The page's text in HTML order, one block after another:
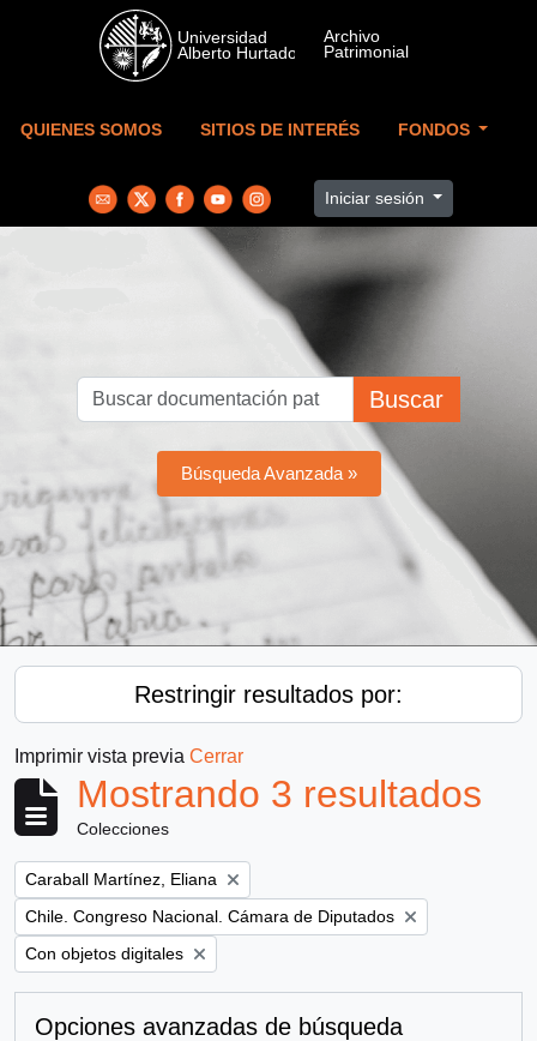
Skip to main content
QUIENES SOMOS SITIOS DE INTERÉS FONDOS
Iniciar sesión
Buscar
Búsqueda Avanzada »
Restringir resultados por:
Imprimir vista previa Cerrar
Mostrando 3 resultados
Colecciones
Remove filter:
Caraball Martínez, Eliana
Remove filter:
Chile. Congreso Nacional. Cámara de Diputados
Remove filter:
Con objetos digitales
Opciones avanzadas de búsqueda